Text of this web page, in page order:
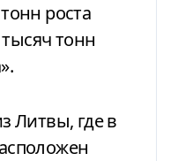
роста
тонн
Литвы, где в